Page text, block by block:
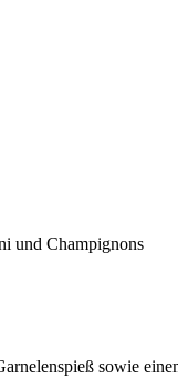
und Champignons
sowie